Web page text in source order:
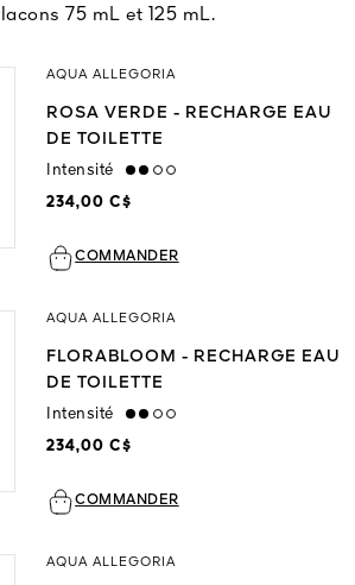
75 mL et 125 mL.
AQUA ALLEGORIA
ROSA VERDE - RECHARGE EAU
DE TOILETTE
Intensité medium
234,00 C$
COMMANDER
AQUA ALLEGORIA
FLORABLOOM - RECHARGE EAU
DE TOILETTE
Intensité medium
234,00 C$
COMMANDER
AQUA ALLEGORIA